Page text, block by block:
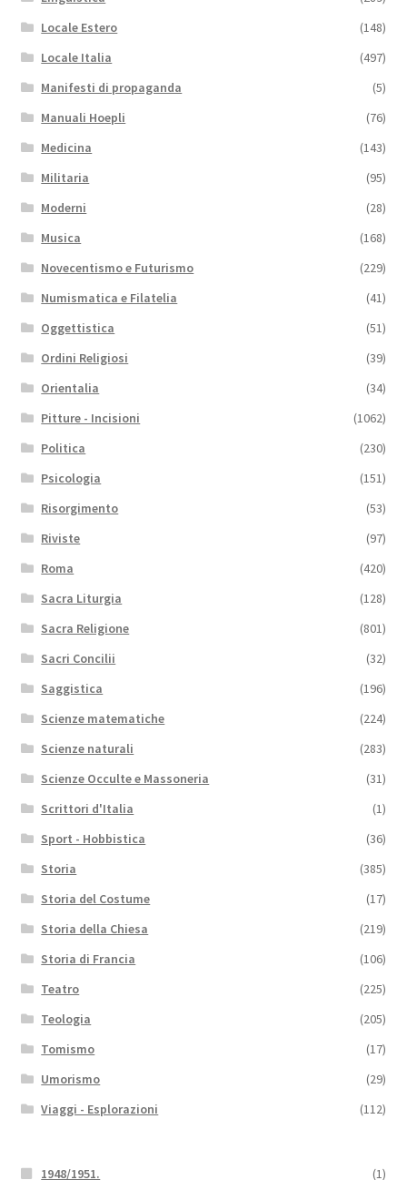
Locale Estero
(148)
Locale Italia
(497)
Manifesti di propaganda
(5)
Manuali Hoepli
(76)
Medicina
(143)
Militaria
(95)
Moderni
(28)
Musica
(168)
Novecentismo e Futurismo
(229)
Numismatica e Filatelia
(41)
Oggettistica
(51)
Ordini Religiosi
(39)
Orientalia
(34)
Pitture - Incisioni
(1062)
Politica
(230)
Psicologia
(151)
Risorgimento
(53)
Riviste
(97)
Roma
(420)
Sacra Liturgia
(128)
Sacra Religione
(801)
Sacri Concilii
(32)
Saggistica
(196)
Scienze matematiche
(224)
Scienze naturali
(283)
Scienze Occulte e Massoneria
(31)
Scrittori d'Italia
(1)
Sport - Hobbistica
(36)
Storia
(385)
Storia del Costume
(17)
Storia della Chiesa
(219)
Storia di Francia
(106)
Teatro
(225)
Teologia
(205)
Tomismo
(17)
Umorismo
(29)
Viaggi - Esplorazioni
(112)
1948/1951. (1)